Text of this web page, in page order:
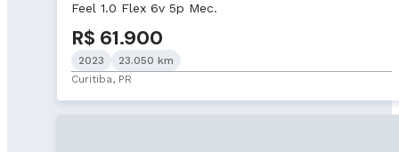
Feel 1.0 Flex 6v 5p Mec.
R$ 61.900
2023
23.050 km
Curitiba, PR